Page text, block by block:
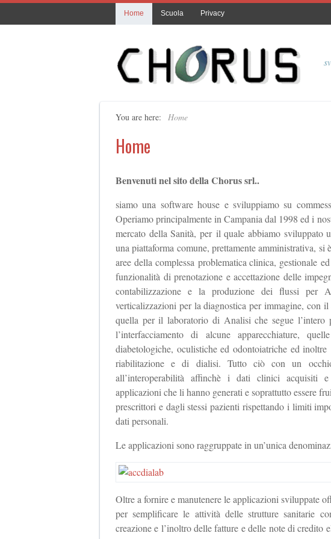
Home Scuola Privacy
You are here: Home
Home
Benvenuti nel sito della Chorus srl..
siamo una software house e sviluppiamo su
Operiamo principalmente in Campania dal 1998 ed i
mercato della Sanità, per il quale abbiamo sviluppato
una piattaforma comune, prettamente amministrativa,
aree della complessa problematica clinica, gestionale
funzionalità di prenotazione e accettazione delle
contabilizzazione e la produzione dei flussi per
verticalizzazioni per la diagnostica per immagine, con
quella per il laboratorio di Analisi che segue l’intero
l’interfacciamento di alcune apparecchiature,
diabetologiche, oculistiche ed odontoiatriche ed
riabilitazione e di dialisi. Tutto ciò con un
all’interoperabilità affinchè i dati clinici acquisiti e
applicazioni che li hanno generati e soprattutto essere
prescrittori e dagli stessi pazienti rispettando i limiti
dati personali.
Le applicazioni sono raggruppate in un’unica
Oltre a fornire e manutenere le applicazioni sviluppate
per semplificare le attività delle strutture sanitarie
creazione e l’inoltro delle fatture e delle note di credito